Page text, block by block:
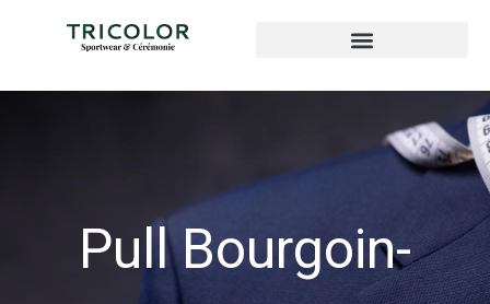
Pull Bourgoin-